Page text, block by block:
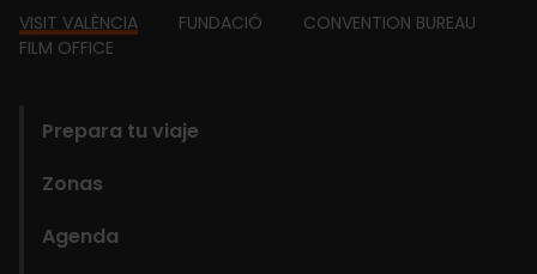
Footer
VISIT VALÈNCIA FUNDACIÓ
CONVENTION BUREAU
FILM OFFICE
Prepara tu viaje
Zonas
Agenda